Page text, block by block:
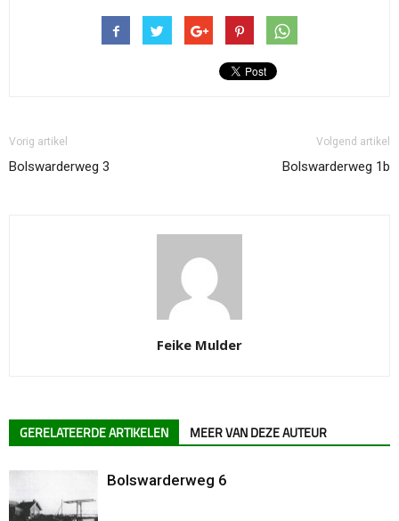
Vorig artikel
Bolswarderweg 3
Volgend artikel
Bolswarderweg 1b
Feike Mulder
GERELATEERDE ARTIKELEN MEER VAN DEZE AUTEUR
Bolswarderweg 6